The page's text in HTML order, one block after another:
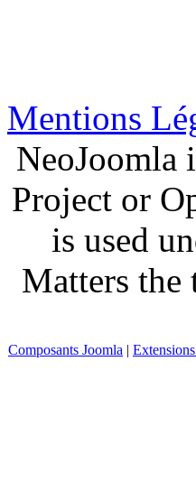
Mentions
NeoJoomla
Project or
is used
Matters the
Composants Joomla |